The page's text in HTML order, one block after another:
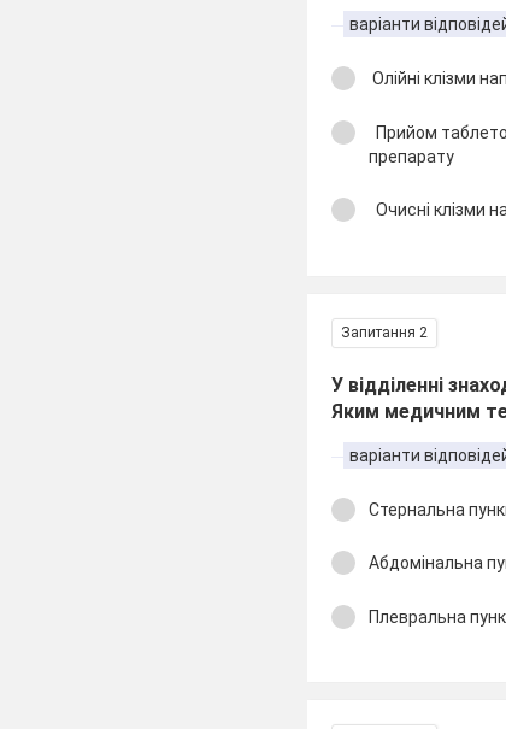
варіанти
Олійні клізми
Прийом
препарату
Очисні клізми
Запитання 2
У відділенні
Яким медичним
варіанти
Стернальна
Абдомінальна
Плевральна